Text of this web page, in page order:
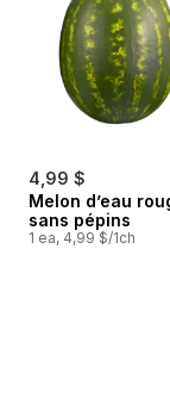
4,99 $
Melon d’eau
sans pépins
1 ea, 4,99 $/1ch